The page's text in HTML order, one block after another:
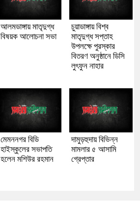
আলমডাঙ্গায় মাতৃদুগ্ধ
বিষয়ক আলোচনা সভা
চুয়াডাঙ্গায় বিশ্ব
মাতৃদুগ্ধ সপ্তাহ
উপলক্ষে পুরস্কার
বিতরণ অনুষ্ঠানে ডিসি
লুৎফুন নাহার
মেমননগর বিডি
হাইস্কুলের সভাপতি
হলেন মশিউর রহমান
দামুড়হুদায় বিভিন্ন
মামলার ৫ আসামি
গ্রেপ্তার